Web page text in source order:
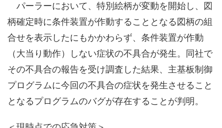
パーラーにおいて、特別絵柄が変動を開始し、図
柄確定時に条件装置が作動することとなる図柄の組
合せを表示したにもかかわらず、条件装置が作動
（大当り動作）しない症状の不具合が発生。同社で
その不具合の報告を受け調査した結果、主基板制御
プログラムに今回の不具合の症状を発生させること
となるプログラムのバグが存在することが判明。